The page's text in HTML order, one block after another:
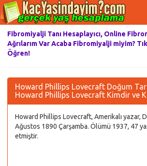
Fibromiyalji Tanı Hesaplayıcı, Online
Ağrılarım Var Acaba Fibromiyalji miyim?
Öğren!
Howard Phillips Lovecraft Doğum
Howard Phillips Lovecraft Kimdir ve
Howard Phillips Lovecraft, Amerikalı yazar,
Ağustos 1890 Çarşamba. Ölümü 1937, 47
etmiştir.